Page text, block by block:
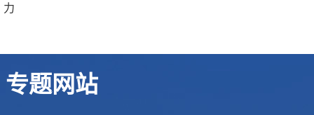
力
专题网站